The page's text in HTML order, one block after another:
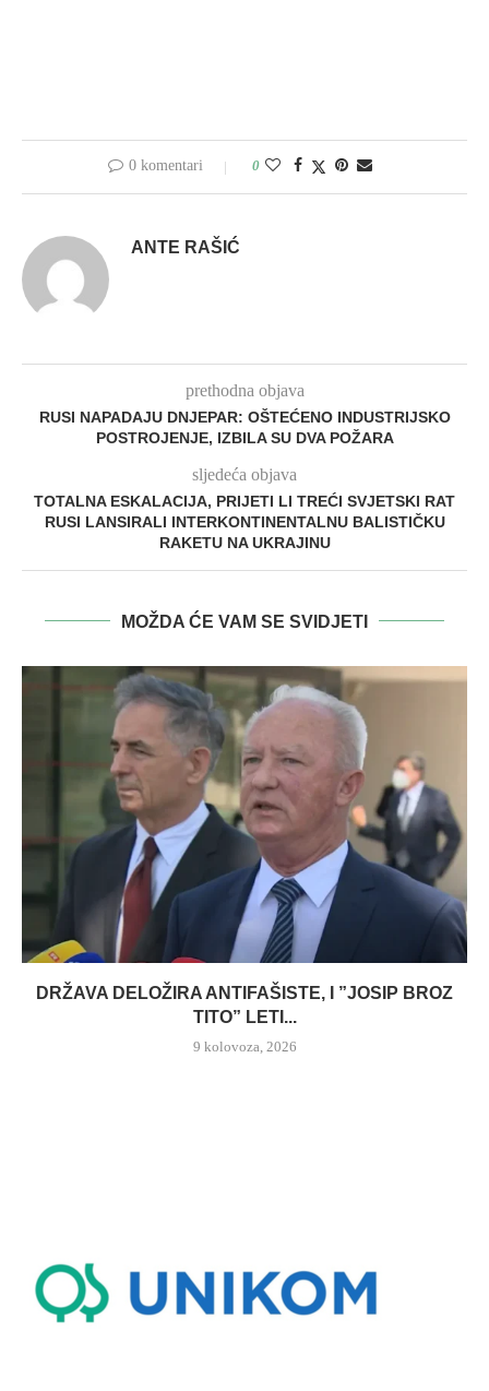
0 komentari 0
ANTE RAŠIĆ
prethodna objava
RUSI NAPADAJU DNJEPAR: OŠTEĆENO INDUSTRIJSKO
POSTROJENJE, IZBILA SU DVA POŽARA
sljedeća objava
TOTALNA ESKALACIJA, PRIJETI LI TREĆI SVJETSKI RAT
RUSI LANSIRALI INTERKONTINENTALNU BALISTIČKU
RAKETU NA UKRAJINU
MOŽDA ĆE VAM SE SVIDJETI
DRŽAVA DELOŽIRA ANTIFAŠISTE, I ”JOSIP BROZ
TITO” LETI...
9 kolovoza, 2026